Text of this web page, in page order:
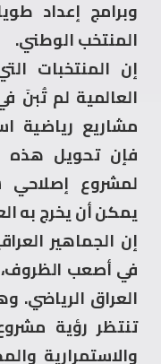
وبرامج إعداد
المنتخب الوطني.
إن المنتخبات
العالمية لم
مشاريع رياضية
فإن تحويل هذه
لمشروع
يمكن أن يخرج به
إن الجماهير
في أصعب الظروف،
العراق الرياضي.
تنتظر رؤية
والاستمرارية